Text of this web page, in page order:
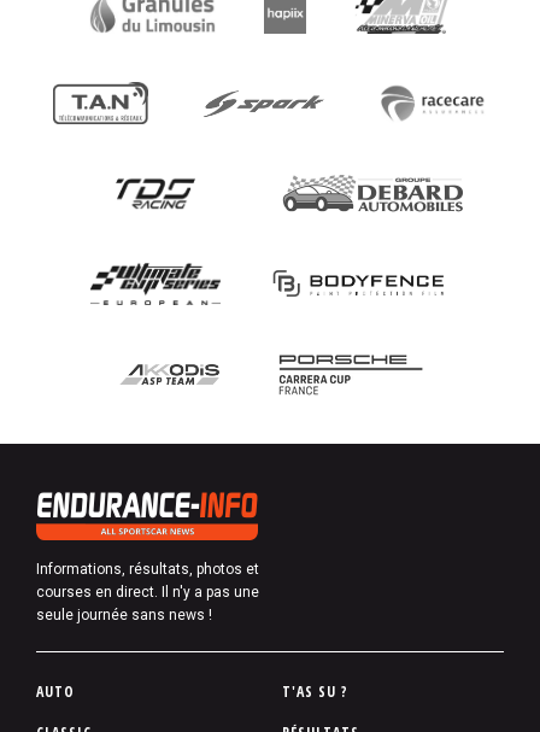
Informations, résultats, photos et
courses en direct. Il n'y a pas une
seule journée sans news !
P
AUTO
T'AS SU ?